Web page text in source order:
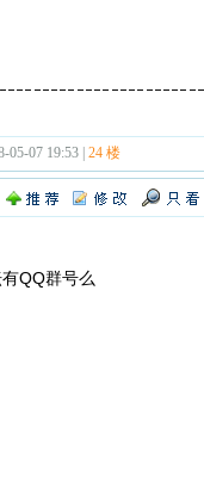
05-07 19:53 | 24 楼
QQ群号么